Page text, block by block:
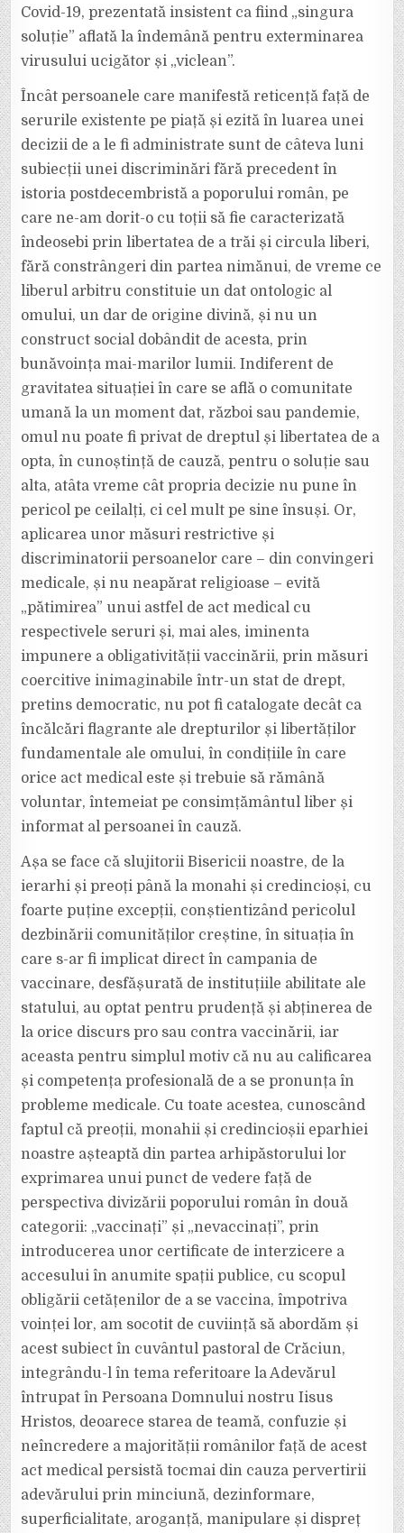
Covid-19, prezentată insistent ca fiind „singura
soluție” aflată la îndemână pentru exterminarea
virusului ucigător și „viclean”.
Încât persoanele care manifestă reticență față de
serurile existente pe piață și ezită în luarea unei
decizii de a le fi administrate sunt de câteva luni
subiecții unei discriminări fără precedent în
istoria postdecembristă a poporului român, pe
care ne-am dorit-o cu toții să fie caracterizată
îndeosebi prin libertatea de a trăi și circula liberi,
fără constrângeri din partea nimănui, de vreme ce
liberul arbitru constituie un dat ontologic al
omului, un dar de origine divină, și nu un
construct social dobândit de acesta, prin
bunăvoința mai-marilor lumii. Indiferent de
gravitatea situației în care se află o comunitate
umană la un moment dat, război sau pandemie,
omul nu poate fi privat de dreptul și libertatea de a
opta, în cunoștință de cauză, pentru o soluție sau
alta, atâta vreme cât propria decizie nu pune în
pericol pe ceilalți, ci cel mult pe sine însuși. Or,
aplicarea unor măsuri restrictive și
discriminatorii persoanelor care – din convingeri
medicale, și nu neapărat religioase – evită
„pătimirea” unui astfel de act medical cu
respectivele seruri și, mai ales, iminenta
impunere a obligativității vaccinării, prin măsuri
coercitive inimaginabile într-un stat de drept,
pretins democratic, nu pot fi catalogate decât ca
încălcări flagrante ale drepturilor și libertăților
fundamentale ale omului, în condițiile în care
orice act medical este și trebuie să rămână
voluntar, întemeiat pe consimțământul liber și
informat al persoanei în cauză.
Așa se face că slujitorii Bisericii noastre, de la
ierarhi și preoți până la monahi și credincioși, cu
foarte puține excepții, conștientizând pericolul
dezbinării comunităților creștine, în situația în
care s-ar fi implicat direct în campania de
vaccinare, desfășurată de instituțiile abilitate ale
statului, au optat pentru prudență și abținerea de
la orice discurs pro sau contra vaccinării, iar
aceasta pentru simplul motiv că nu au calificarea
și competența profesională de a se pronunța în
probleme medicale. Cu toate acestea, cunoscând
faptul că preoții, monahii și credincioșii eparhiei
noastre așteaptă din partea arhipăstorului lor
exprimarea unui punct de vedere față de
perspectiva divizării poporului român în două
categorii: „vaccinați” și „nevaccinați”, prin
introducerea unor certificate de interzicere a
accesului în anumite spații publice, cu scopul
obligării cetățenilor de a se vaccina, împotriva
voinței lor, am socotit de cuviință să abordăm și
acest subiect în cuvântul pastoral de Crăciun,
integrându-l în tema referitoare la Adevărul
întrupat în Persoana Domnului nostru Iisus
Hristos, deoarece starea de teamă, confuzie și
neîncredere a majorității românilor față de acest
act medical persistă tocmai din cauza pervertirii
adevărului prin minciună, dezinformare,
superficialitate, aroganță, manipulare și dispreț